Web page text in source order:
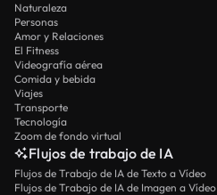
Naturaleza
Personas
Amor y Relaciones
El Fitness
Videografía aérea
Comida y bebida
Viajes
Transporte
Tecnología
Zoom de fondo virtual
Flujos de trabajo de IA
Flujos de Trabajo de IA de Texto a Vídeo
Flujos de Trabajo de IA de Imagen a Vídeo